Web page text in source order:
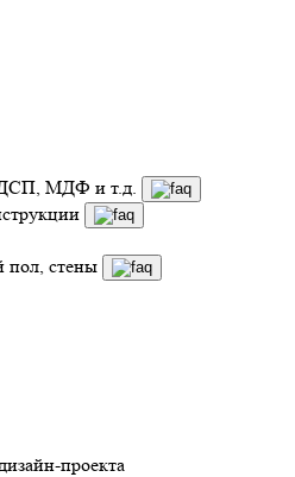
ДСП, МДФ и т.д.
пол, стены
проекта